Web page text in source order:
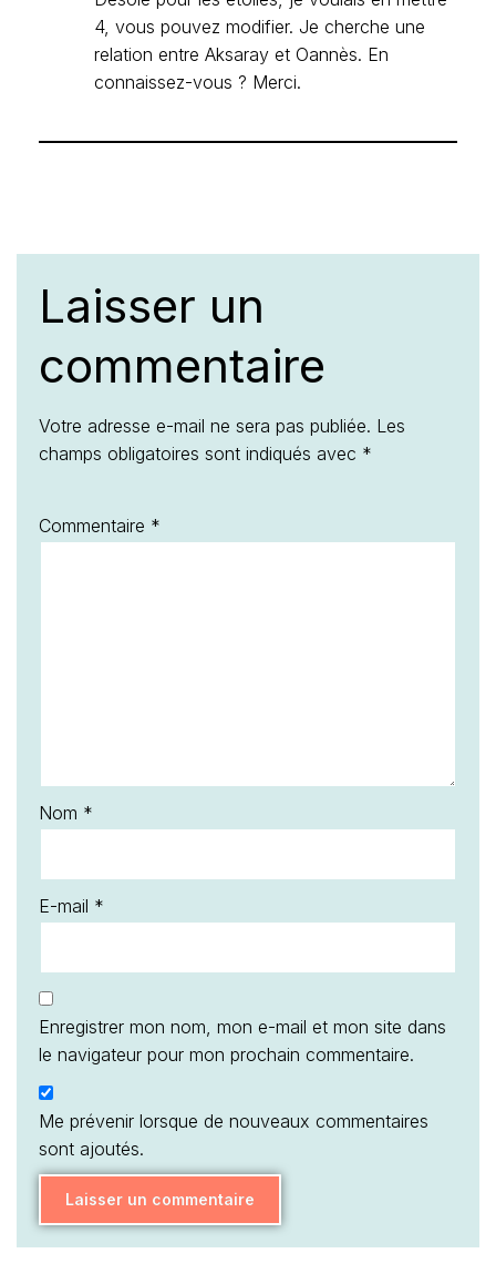
4, vous pouvez modifier. Je cherche une
relation entre Aksaray et Oannès. En
connaissez-vous ? Merci.
Laisser un
commentaire
Votre adresse e-mail ne sera pas publiée. Les
champs obligatoires sont indiqués avec *
Commentaire *
Nom *
E-mail *
Enregistrer mon nom, mon e-mail et mon site dans
le navigateur pour mon prochain commentaire.
Me prévenir lorsque de nouveaux commentaires
sont ajoutés.